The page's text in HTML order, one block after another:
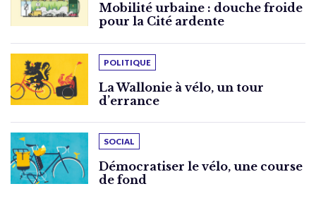
Mobilité urbaine : douche froide
pour la Cité ardente
POLITIQUE
La Wallonie à vélo, un tour
d’errance
SOCIAL
Démocratiser le vélo, une course
de fond